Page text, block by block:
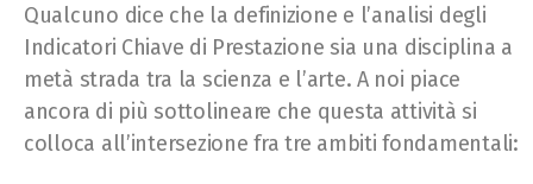
Qualcuno dice che la definizione e l’analisi degli
Indicatori Chiave di Prestazione sia una disciplina a
metà strada tra la scienza e l’arte. A noi piace
ancora di più sottolineare che questa attività si
colloca all’intersezione fra tre ambiti fondamentali: